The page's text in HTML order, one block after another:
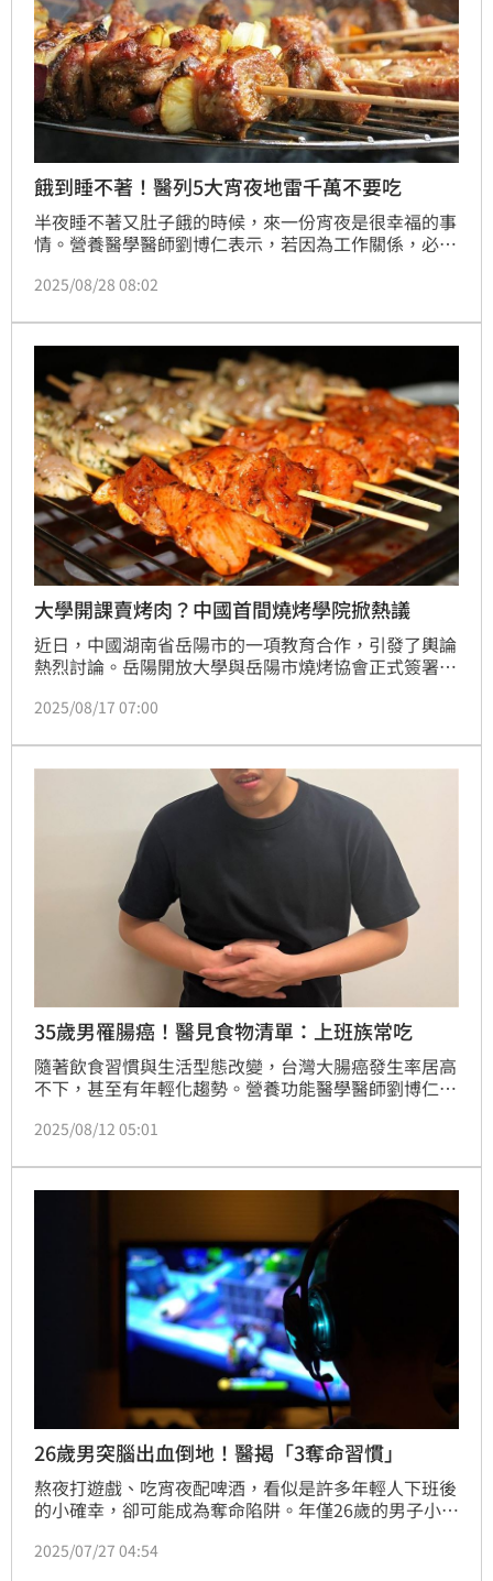
餓到睡不著！醫列5大宵夜地雷千萬不要吃
半夜睡不著又肚子餓的時候，來一份宵夜是很幸福的事
情。營養醫學醫師劉博仁表示，若因為工作關係，必須
食物，並且千萬不要吃炸物、泡麵、燒烤、滷味、含糖
能還會出現胃食道逆流、消化不良等狀況。
2025/08/28 08:02
大學開課賣烤肉？中國首間燒烤學院掀熱議
近日，中國湖南省岳陽市的一項教育合作，引發了輿論
熱烈討論。岳陽開放大學與岳陽市燒烤協會正式簽署協
烤研究院」。此舉被視為職業教育與地方特色產業結合
烤課程「有失身份」。
2025/08/17 07:00
35歲男罹腸癌！醫見食物清單：上班族常吃
隨著飲食習慣與生活型態改變，台灣大腸癌發生率居高
不下，甚至有年輕化趨勢。營養功能醫學醫師劉博仁分
查，發現確診大腸癌，併發肝臟轉移，進一步了解他的
取不足，可能是罹癌的主要原因之一。
2025/08/12 05:01
26歲男突腦出血倒地！醫揭「3奪命習慣」
熬夜打遊戲、吃宵夜配啤酒，看似是許多年輕人下班後
的小確幸，卻可能成為奪命陷阱。年僅26歲的男子小丁
他習慣的「深夜儀式」——大吃烤串、暢飲啤酒，再來
2025/07/27 04:54